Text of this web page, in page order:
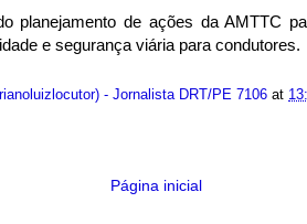
planejamento de ações da AMTTC
e segurança viária para condutores.
- Jornalista DRT/PE 7106 at
Página inicial